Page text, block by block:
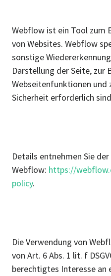
Webflow ist ein Tool zum
von Websites. Webflow
sonstige
Darstellung der Seite,
Webseitenfunktionen und
Sicherheit erforderlich
Details entnehmen Sie
Webflow: https://
policy.
Die Verwendung von
von Art. 6 Abs. 1 lit. f
berechtigtes Interesse an